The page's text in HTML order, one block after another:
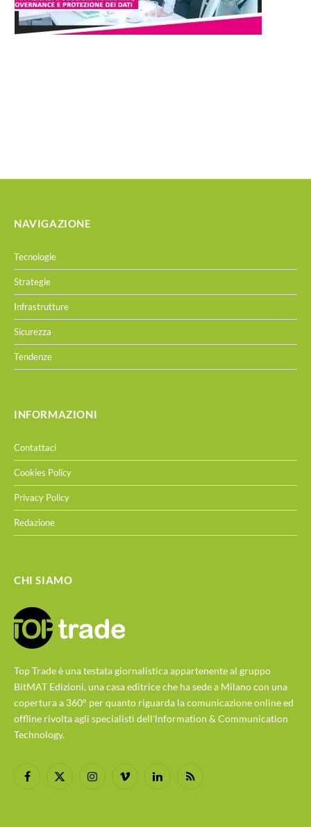
NAVIGAZIONE
Tecnologie
Strategie
Infrastrutture
Sicurezza
Tendenze
INFORMAZIONI
Contattaci
Cookies Policy
Privacy Policy
Redazione
CHI SIAMO
Top Trade è una testata giornalistica appartenente al gruppo
BitMAT Edizioni, una casa editrice che ha sede a Milano con una
copertura a 360° per quanto riguarda la comunicazione online ed
offline rivolta agli specialisti dell'lnformation & Communication
Technology.
Facebook
X
InstagramVimeo LinkedInRSS